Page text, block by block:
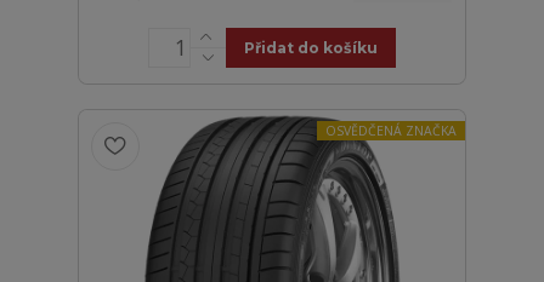
Přidat do košíku
OSVĚDČENÁ ZNAČKA